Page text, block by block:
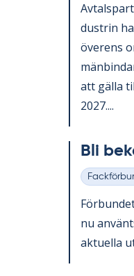
du­strin
över­ens
att gäl­la
2027....
Bli
Kategorier
nu
ak­tu­el­la